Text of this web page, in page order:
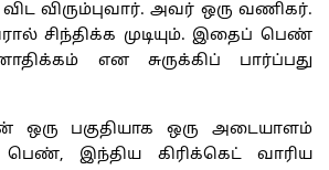
விரும்புவார். அவர் ஒரு வணிகர்.
சிந்திக்க முடியும். இதைப் பெண்
என சுருக்கிப் பார்ப்பது
ஒரு பகுதியாக ஒரு அடையாளம்
பெண், இந்திய கிரிக்கெட் வாரிய